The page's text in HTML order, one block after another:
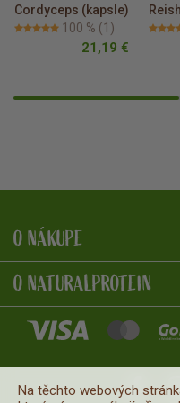
Cordyceps (kapsle)
100 % (1)
21,19 €
O NÁKUPE
O NATURALPROTEIN
Na těchto webových